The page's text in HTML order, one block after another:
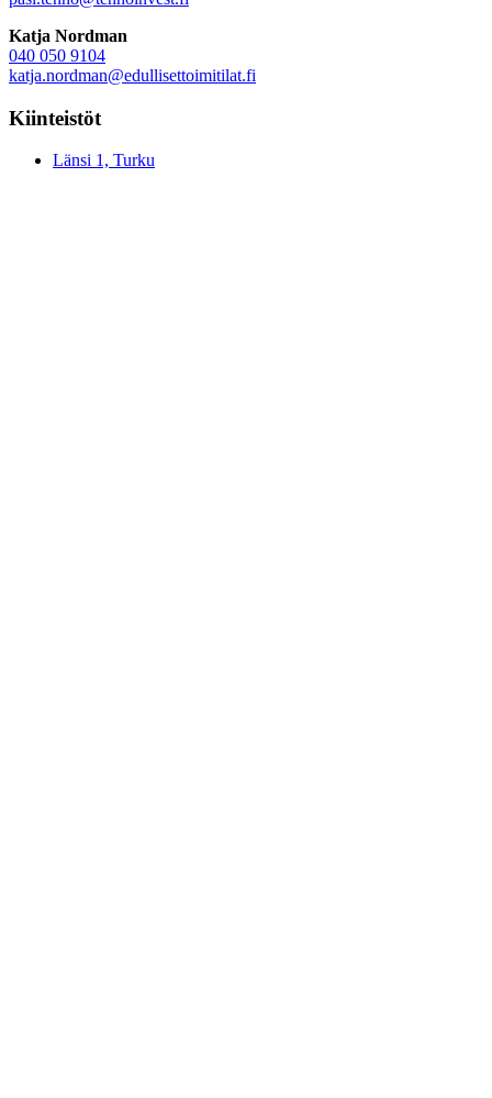
Katja Nordman
040 050 9104
katja.nordman@edullisettoimitilat.fi
Kiinteistöt
Länsi 1, Turku